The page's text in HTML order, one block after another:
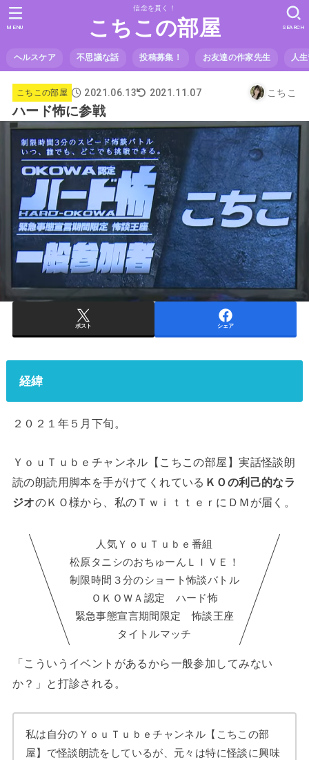
信念を貫く！
こちこの部屋
ヘルスケア 不思議な話 投稿募集！ お友達の作家先生 人
SEARCH
MENU
こちこの部屋 2021.06.13 2021.11.07 こちこ
ハード怖に参戦
ポスト シェア
経緯
２０２１年５月下旬。
ＹｏｕＴｕｂｅチャンネル【こちこの部屋】実話怪談朗
読の朗読用脚本を手がけてくれている ＫＯの利己的なラ
ジオのＫＯ様から、私のＴｗｉｔｔｅｒにＤＭが届く。
人気ＹｏｕＴｕｂｅ番組
松原タニシのおちゅーんＬＩＶＥ！
制限時間３分のショート怖談バトル
ＯＫＯＷＡ認定 ハード怖
緊急事態宣言期間限定 怖談王座
タイトルマッチ
「こういうイベントがあるから一般参加してみない
か？」と打診される。
私は自分のＹｏｕＴｕｂｅチャンネル【こちこの部
屋】で怪談朗読をしているが、元々は特に怪談に興味